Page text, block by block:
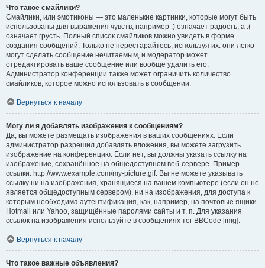
Что такое смайлики?
Смайлики, или эмотиконы — это маленькие картинки, которые могут быть
использованы для выражения чувств, например :) означает радость, а :(
означает грусть. Полный список смайликов можно увидеть в форме
создания сообщений. Только не перестарайтесь, используя их: они легко
могут сделать сообщение нечитаемым, и модератор может
отредактировать ваше сообщение или вообще удалить его.
Администратор конференции также может ограничить количество
смайликов, которое можно использовать в сообщении.
Вернуться к началу
Могу ли я добавлять изображения к сообщениям?
Да, вы можете размещать изображения в ваших сообщениях. Если
администратор разрешил добавлять вложения, вы можете загрузить
изображение на конференцию. Если нет, вы должны указать ссылку на
изображение, сохранённое на общедоступном веб-сервере. Пример
ссылки: http://www.example.com/my-picture.gif. Вы не можете указывать
ссылку ни на изображения, хранящиеся на вашем компьютере (если он не
является общедоступным сервером), ни на изображения, для доступа к
которым необходима аутентификация, как, например, на почтовые ящики
Hotmail или Yahoo, защищённые паролями сайты и т. п. Для указания
ссылок на изображения используйте в сообщениях тег BBCode [img].
Вернуться к началу
Что такое важные объявления?